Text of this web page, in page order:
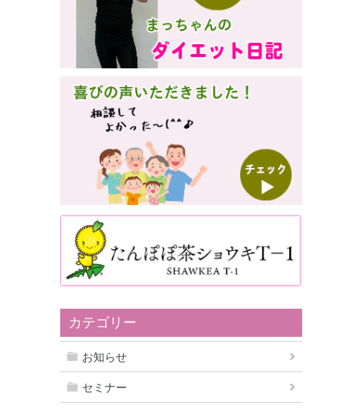
カテゴリー
お知らせ
セミナー